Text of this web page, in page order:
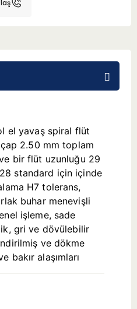
Adaptörler
Aksesuarlar
el yavaş spiral flüt
2.50 mm toplam
bir flüt uzunluğu 29
standard için içinde
H7 tolerans,
buhar menevişli
işleme, sade
gri ve dövülebilir
ve dökme
bakır alaşımları